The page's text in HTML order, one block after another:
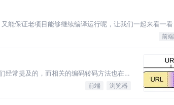
能保证老项目能够继续编译运行呢，让我们一起来看一看
前端
经常提及的，而相关的编码转码方法也在我
前端 浏览器